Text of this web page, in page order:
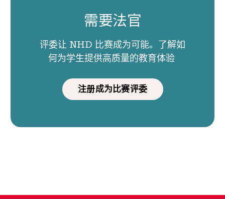
需要法官
评委让 NHD 比赛成为可能。了解如
何为学生提供高质量的教育体验
注册成为比赛评委